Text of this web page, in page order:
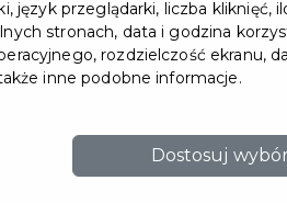
w ruchu na ul. Cichej
17-30.08.2026 r. ...
CZYTAJ
język przeglądarki, liczba kliknięć,
stronach, data i godzina
rozdzielczość ekranu,
inne podobne informacje.
Dostosuj wybór